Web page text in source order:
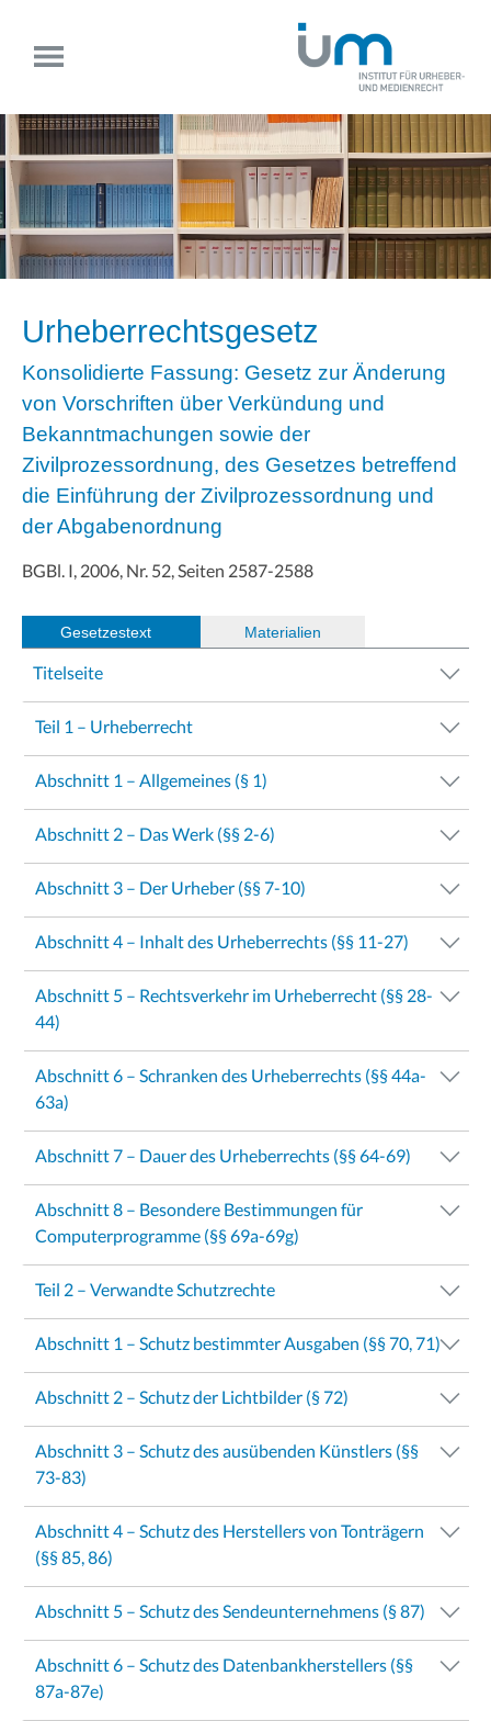
Urheberrechtsgesetz
Konsolidierte Fassung: Gesetz zur Änderung
von Vorschriften über Verkündung und
Bekanntmachungen sowie der
Zivilprozessordnung, des Gesetzes betreffend
die Einführung der Zivilprozessordnung und
der Abgabenordnung
BGBl. I, 2006, Nr. 52, Seiten 2587-2588
Gesetzestext Materialien
Titelseite
Teil 1 – Urheberrecht
Abschnitt 1 – Allgemeines (§ 1)
Abschnitt 2 – Das Werk (§§ 2-6)
Abschnitt 3 – Der Urheber (§§ 7-10)
Abschnitt 4 – Inhalt des Urheberrechts (§§ 11-27)
Abschnitt 5 – Rechtsverkehr im Urheberrecht (§§ 28-
44)
Abschnitt 6 – Schranken des Urheberrechts (§§ 44a-
63a)
Abschnitt 7 – Dauer des Urheberrechts (§§ 64-69)
Abschnitt 8 – Besondere Bestimmungen für
Computerprogramme (§§ 69a-69g)
Teil 2 – Verwandte Schutzrechte
Abschnitt 1 – Schutz bestimmter Ausgaben (§§ 70, 71)
Abschnitt 2 – Schutz der Lichtbilder (§ 72)
Abschnitt 3 – Schutz des ausübenden Künstlers (§§
73-83)
Abschnitt 4 – Schutz des Herstellers von Tonträgern
(§§ 85, 86)
Abschnitt 5 – Schutz des Sendeunternehmens (§ 87)
Abschnitt 6 – Schutz des Datenbankherstellers (§§
87a-87e)